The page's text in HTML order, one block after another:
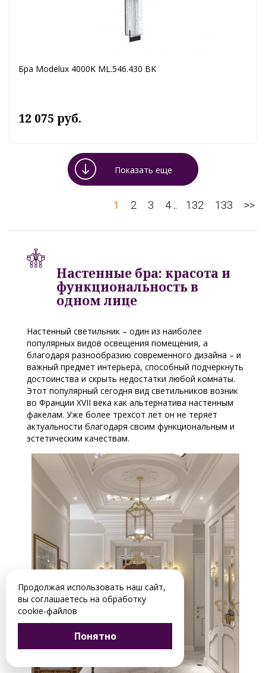
Бра Modelux 4000K ML.546.430 BK
12 075 руб.
Показать еще
1 2 3 4 .. 132 133 >>
Настенные бра: красота и
функциональность в
одном лице
Настенный светильник – один из наиболее
популярных видов освещения помещения, а
благодаря разнообразию современного дизайна – и
важный предмет интерьера, способный подчеркнуть
достоинства и скрыть недостатки любой комнаты.
Этот популярный сегодня вид светильников возник
во Франции XVII века как альтернатива настенным
факелам. Уже более трехсот лет он не теряет
актуальности благодаря своим функциональным и
эстетическим качествам.
Продолжая использовать наш сайт,
вы соглашаетесь на обработку
cookie-файлов
Понятно